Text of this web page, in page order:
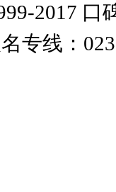
2017 口
专线：